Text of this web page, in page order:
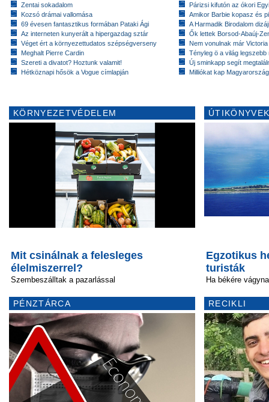
Zentai sokadalom
Kozsó drámai vallomása
69 évesen fantasztikus formában Pataki Ági
Az interneten kunyerált a hipergazdag sztár
Véget ért a környezettudatos szépségverseny
Meghalt Pierre Cardin
Szereti a divatot? Hoztunk valamit!
Hétköznapi hősök a Vogue címlapján
Párizsi kifutón az ókori
Amikor Barbie kopasz és
A Harmadik Birodalom
Ők lettek Borsod-Abaúj-
Nem vonulnak már
Tényleg ö a világ legszebb
Új sminkapp segít
Milliókat kap
KÖRNYEZETVÉDELEM
Mit csinálnak a felesleges
élelmiszerrel?
Szembeszálltak a pazarlással
PÉNZTÁRCA
Egzotikus
turisták
Ha békére
RECIKLI